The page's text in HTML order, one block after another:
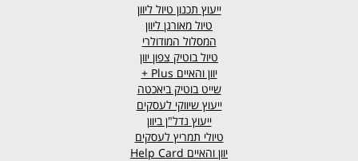
ייעוץ תכנון טיול ליוון
טיול מאורגן ליוון
המסלול המודולרי
טיול בוטיק צפון יוון
יוון והאיים Plus +
שייט בוטיק ביאכטה
ייעוץ שיווקי לעסקים
ייעוץ נדל"ן ביוון
טיולי תמריץ לעסקים
יוון והאיים Help Card